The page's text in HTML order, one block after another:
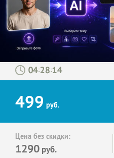
: :
499 руб.
Цена без скидки:
1290 руб.